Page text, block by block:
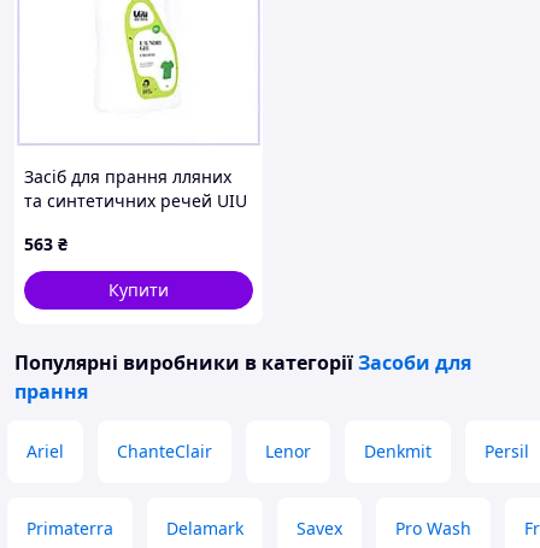
Засіб для прання лляних
та синтетичних речей UIU
563 ₴
Купити
Популярні виробники в категоріїЗасоби для
прання
Ariel ChanteClair Lenor Denkmit Persil
Primaterra Delamark Savex Pro Wash